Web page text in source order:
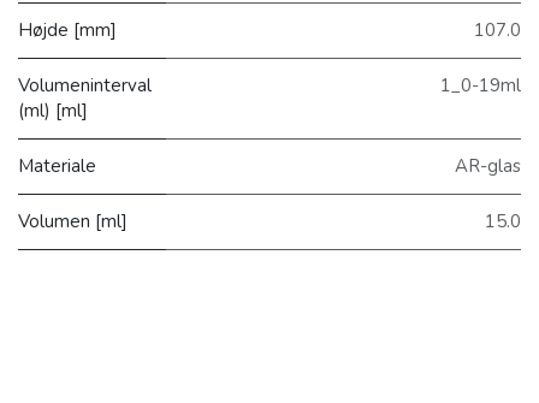
Højde [mm] 107.0
Volumeninterval
(ml) [ml]
1_0-19ml
Materiale AR-glas
Volumen [ml] 15.0